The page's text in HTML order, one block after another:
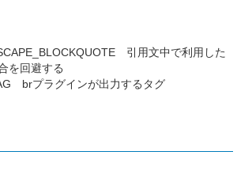
引用文中で利用した
を回避する
brプラグインが出力するタグ